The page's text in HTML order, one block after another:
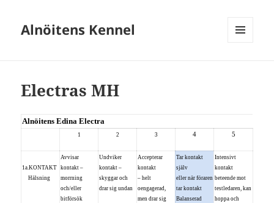
Alnöitens Kennel
Electras MH
Alnöitens Edina Electra
1 2 3 4 5
1a.KONTAKT
Hälsning
Avvisar
kontakt –
morrning
och/eller
bitförsök
Undviker
kontakt –
skyggar och
drar sig undan
Accepterar
kontakt
– helt
oengagerad,
men drar sig
Tar kontakt
själv
eller när föraren
tar kontakt
Balanserad
Intensivt
kontakt
beteende mot
testledaren, kan
hoppa och